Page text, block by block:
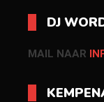
DJ
MAIL NAAR